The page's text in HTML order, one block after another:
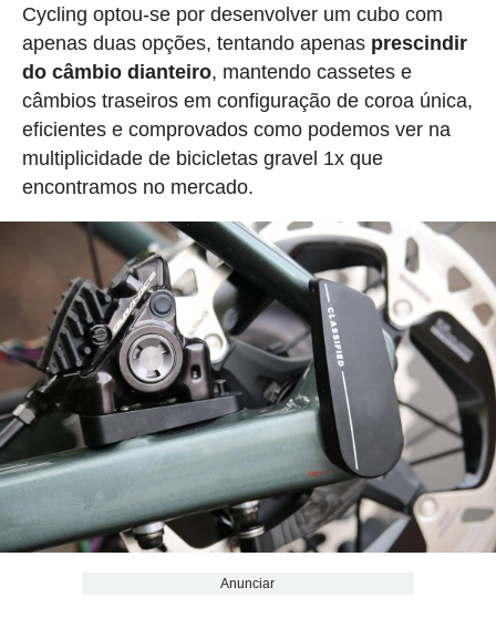
Cycling optou-se por desenvolver um cubo com
apenas duas opções, tentando apenas prescindir
do câmbio dianteiro, mantendo cassetes e
câmbios traseiros em configuração de coroa única,
eficientes e comprovados como podemos ver na
multiplicidade de bicicletas gravel 1x que
encontramos no mercado.
Anunciar